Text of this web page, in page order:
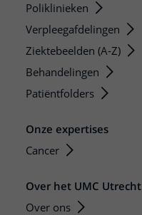
Poliklinieken
Verpleegafdelingen
Ziektebeelden (A-Z)
Behandelingen
Patiëntfolders
Onze expertises
Cancer
Over het UMC Utrecht
Over ons